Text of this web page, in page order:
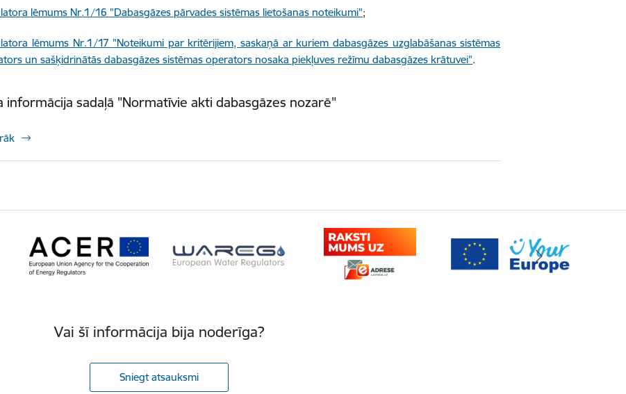
lēmums Nr.1/16 "Dabasgāzes pārvades sistēmas lietošanas noteikumi";
lēmums Nr.1/17 "Noteikumi par kritērijiem, saskaņā ar kuriem dabasgāzes uzglabāšanas sistēmas
un sašķidrinātās dabasgāzes sistēmas operators nosaka piekļuves režīmu dabasgāzes krātuvei".
informācija sadaļā "Normatīvie akti dabasgāzes nozarē"
Vai šī informācija bija noderīga?
Sniegt atsauksmi